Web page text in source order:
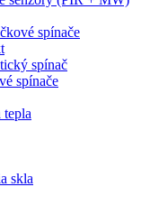
spínače
spínač
spínače
tepla
skla